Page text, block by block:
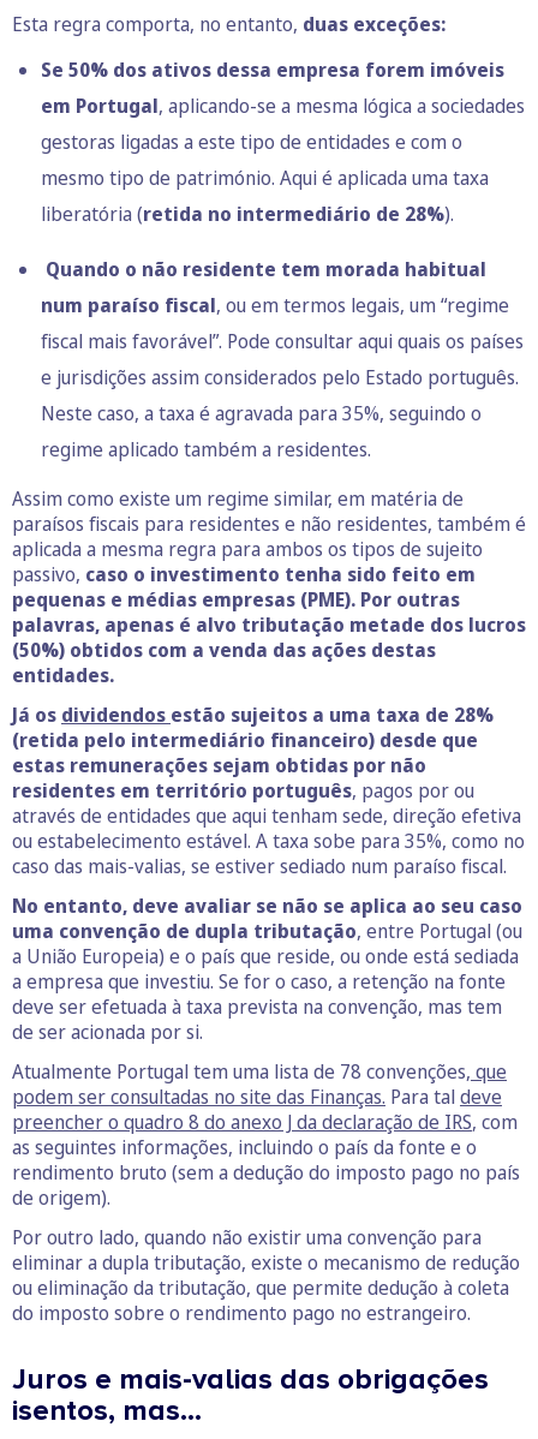
Esta regra comporta, no entanto, duas exceções:
Se 50% dos ativos dessa empresa forem imóveis
em Portugal, aplicando-se a mesma lógica a sociedades
gestoras ligadas a este tipo de entidades e com o
mesmo tipo de património. Aqui é aplicada uma taxa
liberatória (retida no intermediário de 28%).
Quando o não residente tem morada habitual
num paraíso fiscal, ou em termos legais, um “regime
fiscal mais favorável”. Pode consultar aqui quais os países
e jurisdições assim considerados pelo Estado português.
Neste caso, a taxa é agravada para 35%, seguindo o
regime aplicado também a residentes.
Assim como existe um regime similar, em matéria de
paraísos fiscais para residentes e não residentes, também é
aplicada a mesma regra para ambos os tipos de sujeito
passivo, caso o investimento tenha sido feito em
pequenas e médias empresas (PME). Por outras
palavras, apenas é alvo tributação metade dos lucros
(50%) obtidos com a venda das ações destas
entidades.
Já os dividendos estão sujeitos a uma taxa de 28%
(retida pelo intermediário financeiro) desde que
estas remunerações sejam obtidas por não
residentes em território português, pagos por ou
através de entidades que aqui tenham sede, direção efetiva
ou estabelecimento estável. A taxa sobe para 35%, como no
caso das mais-valias, se estiver sediado num paraíso fiscal.
No entanto, deve avaliar se não se aplica ao seu caso
uma convenção de dupla tributação, entre Portugal (ou
a União Europeia) e o país que reside, ou onde está sediada
a empresa que investiu. Se for o caso, a retenção na fonte
deve ser efetuada à taxa prevista na convenção, mas tem
de ser acionada por si.
Atualmente Portugal tem uma lista de 78 convenções, que
podem ser consultadas no site das Finanças. Para tal deve
preencher o quadro 8 do anexo J da declaração de IRS, com
as seguintes informações, incluindo o país da fonte e o
rendimento bruto (sem a dedução do imposto pago no país
de origem).
Por outro lado, quando não existir uma convenção para
eliminar a dupla tributação, existe o mecanismo de redução
ou eliminação da tributação, que permite dedução à coleta
do imposto sobre o rendimento pago no estrangeiro.
Juros e mais-valias das obrigações
isentos, mas…